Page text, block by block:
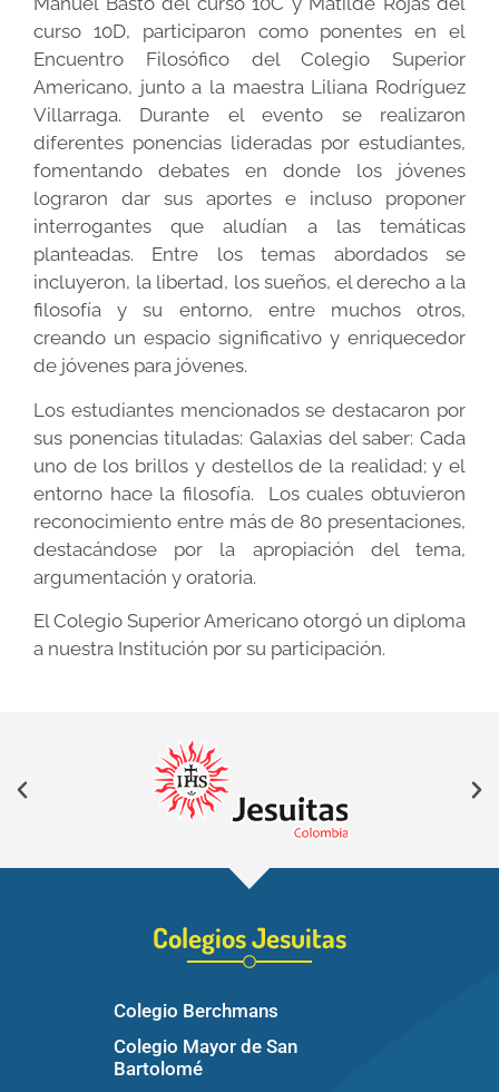
curso 10D, participaron como ponentes en el
Encuentro Filosófico del Colegio Superior
Americano, junto a la maestra Liliana Rodríguez
Villarraga. Durante el evento se realizaron
diferentes ponencias lideradas por estudiantes,
fomentando debates en donde los jóvenes
lograron dar sus aportes e incluso proponer
interrogantes que aludían a las temáticas
planteadas. Entre los temas abordados se
incluyeron, la libertad, los sueños, el derecho a la
filosofía y su entorno, entre muchos otros,
creando un espacio significativo y enriquecedor
de jóvenes para jóvenes.
Los estudiantes mencionados se destacaron por
sus ponencias tituladas: Galaxias del saber: Cada
uno de los brillos y destellos de la realidad; y el
entorno hace la filosofía. Los cuales obtuvieron
reconocimiento entre más de 80 presentaciones,
destacándose por la apropiación del tema,
argumentación y oratoria.
El Colegio Superior Americano otorgó un diploma
a nuestra Institución por su participación.
Colegios Jesuitas
Colegio Berchmans
Colegio Mayor de San
Bartolomé